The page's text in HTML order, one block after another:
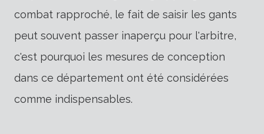
combat rapproché, le fait de saisir les gants
peut souvent passer inaperçu pour l'arbitre,
c'est pourquoi les mesures de conception
dans ce département ont été considérées
comme indispensables.